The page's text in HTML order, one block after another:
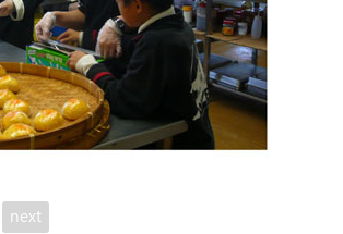
next